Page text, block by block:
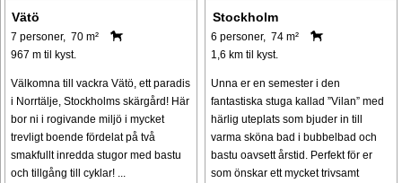
Vätö
7 personer, 70 m²
967 m til kyst.
Välkomna till vackra Vätö, ett paradis
i Norrtälje, Stockholms skärgård! Här
bor ni i rogivande miljö i mycket
trevligt boende fördelat på två
smakfullt inredda stugor med bastu
och tillgång till cyklar! ...
Stockholm
6 personer, 74 m²
1,6 km til kyst.
Unna er en semester i den
fantastiska stuga kallad ”Vilan” med
härlig uteplats som bjuder in till
varma sköna bad i bubbelbad och
bastu oavsett årstid. Perfekt för er
som önskar ett mycket trivsamt